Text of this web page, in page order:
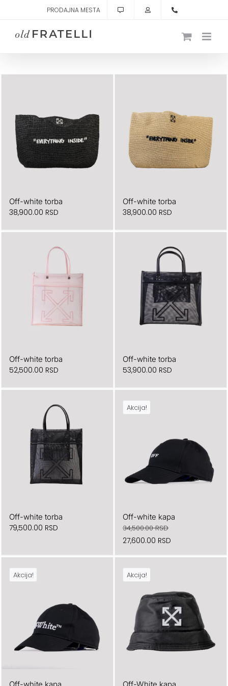
content
PRODAJNA MESTA
Off-white torba
38,900.00 RSD
Off-white torba
38,900.00 RSD
Off-white torba
52,500.00 RSD
Off-white torba
53,900.00 RSD
Off-white torba
79,500.00 RSD
Akcija!
Off-white kapa
34,500.00RSD
Originalna
je
bila:
34,500.00 RSD.
27,600.00 RSD
Akcija! Akcija!